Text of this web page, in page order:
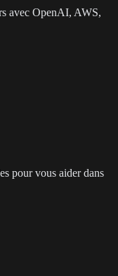
avec OpenAI, AWS,
pour vous aider dans